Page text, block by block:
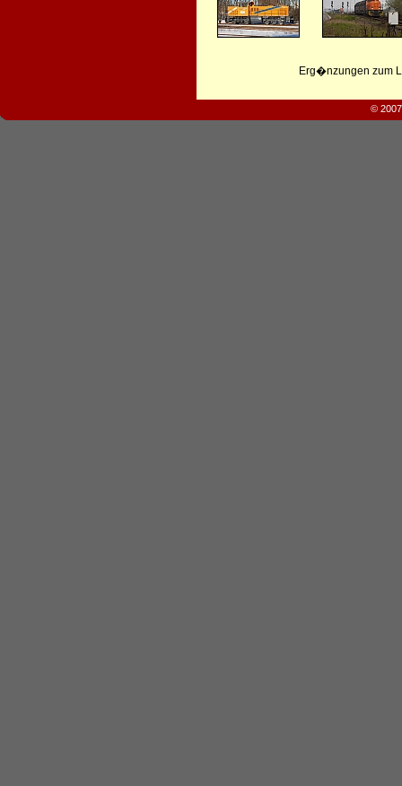
Erg�nzungen zum
©